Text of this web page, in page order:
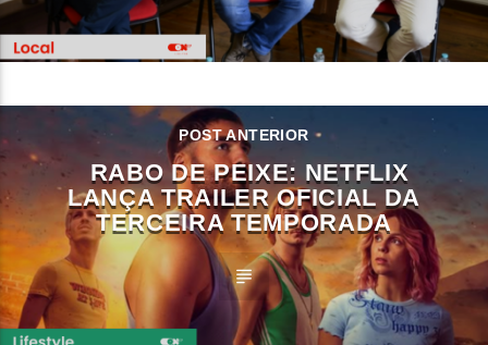
POST ANTERIOR
RABO DE PEIXE: NETFLIX
LANÇA TRAILER OFICIAL DA
TERCEIRA TEMPORADA